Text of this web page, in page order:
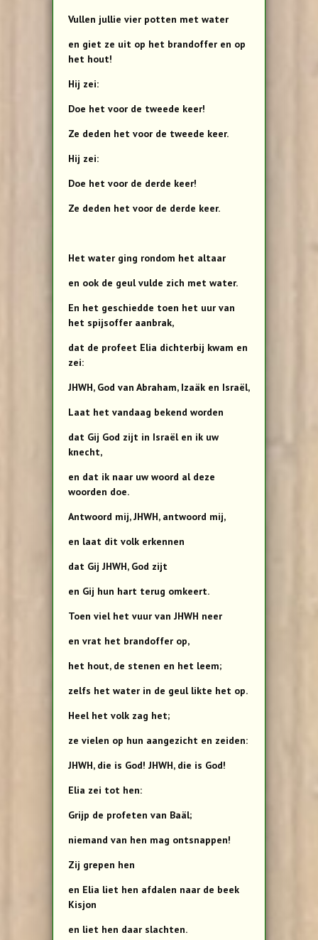
Vullen jullie vier potten met water
en giet ze uit op het brandoffer en op
het hout!
Hij zei:
Doe het voor de tweede keer!
Ze deden het voor de tweede keer.
Hij zei:
Doe het voor de derde keer!
Ze deden het voor de derde keer.
Het water ging rondom het altaar
en ook de geul vulde zich met water.
En het geschiedde toen het uur van
het spijsoffer aanbrak,
dat de profeet Elia dichterbij kwam en
zei:
JHWH, God van Abraham, Izaäk en Israël,
Laat het vandaag bekend worden
dat Gij God zijt in Israël en ik uw
knecht,
en dat ik naar uw woord al deze
woorden doe.
Antwoord mij, JHWH, antwoord mij,
en laat dit volk erkennen
dat Gij JHWH, God zijt
en Gij hun hart terug omkeert.
Toen viel het vuur van JHWH neer
en vrat het brandoffer op,
het hout, de stenen en het leem;
zelfs het water in de geul likte het op.
Heel het volk zag het;
ze vielen op hun aangezicht en zeiden:
JHWH, die is God! JHWH, die is God!
Elia zei tot hen:
Grijp de profeten van Baäl;
niemand van hen mag ontsnappen!
Zij grepen hen
en Elia liet hen afdalen naar de beek
Kisjon
en liet hen daar slachten.